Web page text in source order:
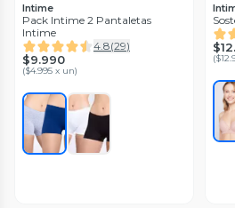
Intime
Pack Intime 2 Pantaletas
Intime
4.8(29)
$9.990
($4.995 x un)
(